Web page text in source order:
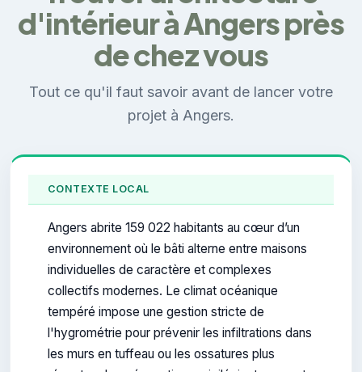
d'intérieur à Angers près
de chez vous
Tout ce qu'il faut savoir avant de lancer votre
projet à Angers.
CONTEXTE LOCAL
Angers abrite 159 022 habitants au cœur d’un
environnement où le bâti alterne entre maisons
individuelles de caractère et complexes
collectifs modernes. Le climat océanique
tempéré impose une gestion stricte de
l'hygrométrie pour prévenir les infiltrations dans
les murs en tuffeau ou les ossatures plus